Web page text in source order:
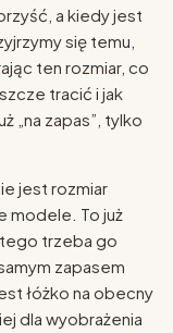
a kiedy jest
się temu,
ten rozmiar, co
tracić i jak
„na zapas”, tylko
jest rozmiar
modele. To już
trzeba go
zapasem
łóżko na obecny
dla wyobrażenia